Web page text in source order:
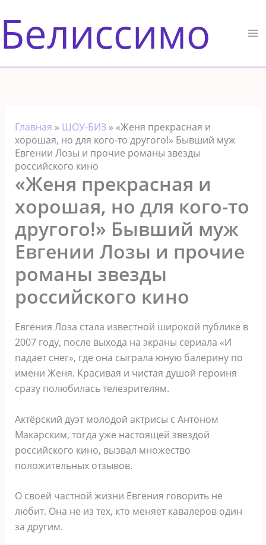
к
содержимому
Белиссимо
Главная » ШОУ-БИЗ» «Женя прекрасная и
хорошая, но для кого-то другого!» Бывший муж
Евгении Лозы и прочие романы звезды
российского кино
«Женя прекрасная и
хорошая, но для кого-то
другого!» Бывший муж
Евгении Лозы и прочие
романы звезды
российского кино
Евгения Лоза стала известной широкой публике в
2007 году, после выхода на экраны сериала «И
падает снег», где она сыграла юную балерину по
имени Женя. Красивая и чистая душой героиня
сразу полюбилась телезрителям.
Актёрский дуэт молодой актрисы с Антоном
Макарским, тогда уже настоящей звездой
российского кино, вызвал множество
положительных отзывов.
О своей частной жизни Евгения говорить не
любит. Она не из тех, кто меняет кавалеров один
за другим.